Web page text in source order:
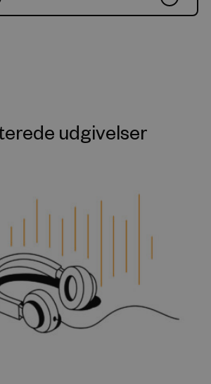
udgivelser